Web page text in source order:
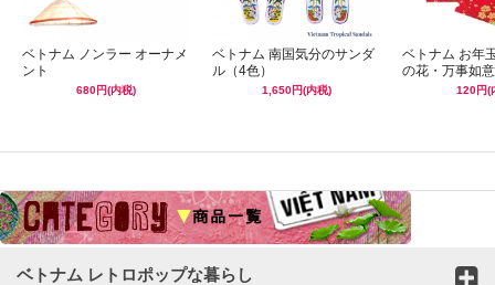
ベトナム ノンラー オーナメ
ント
680円(内税)
ベトナム 南国気分のサンダ
ル（4色）
1,650円(内税)
ベトナム お年
の花・万事如意
120円(
ベトナム レトロポップな暮らし